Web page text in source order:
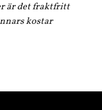
är det fraktfritt
kostar